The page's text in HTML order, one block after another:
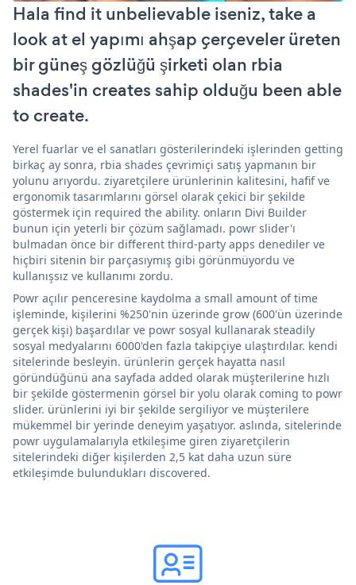
Hala find it unbelievable iseniz, take a
look at el yapımı ahşap çerçeveler üreten
bir güneş gözlüğü şirketi olan rbia
shades'in creates sahip olduğu been able
to create.
Yerel fuarlar ve el sanatları gösterilerindeki işlerinden getting
birkaç ay sonra, rbia shades çevrimiçi satış yapmanın bir
yolunu arıyordu. ziyaretçilere ürünlerinin kalitesini, hafif ve
ergonomik tasarımlarını görsel olarak çekici bir şekilde
göstermek için required the ability. onların Divi Builder
bunun için yeterli bir çözüm sağlamadı. powr slider'ı
bulmadan önce bir different third-party apps denediler ve
hiçbiri sitenin bir parçasıymış gibi görünmüyordu ve
kullanışsız ve kullanımı zordu.
Powr açılır penceresine kaydolma a small amount of time
işleminde, kişilerini %250'nin üzerinde grow (600'ün üzerinde
gerçek kişi) başardılar ve powr sosyal kullanarak steadily
sosyal medyalarını 6000'den fazla takipçiye ulaştırdılar. kendi
sitelerinde besleyin. ürünlerin gerçek hayatta nasıl
göründüğünü ana sayfada added olarak müşterilerine hızlı
bir şekilde göstermenin görsel bir yolu olarak coming to powr
slider. ürünlerini iyi bir şekilde sergiliyor ve müşterilere
mükemmel bir yerinde deneyim yaşatıyor. aslında, sitelerinde
powr uygulamalarıyla etkileşime giren ziyaretçilerin
sitelerindeki diğer kişilerden 2,5 kat daha uzun süre
etkileşimde bulundukları discovered.